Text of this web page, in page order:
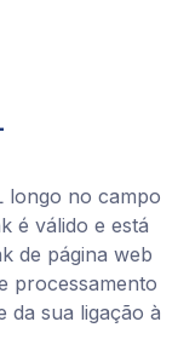
longo no campo
é válido e está
de página web
processamento
da sua ligação à